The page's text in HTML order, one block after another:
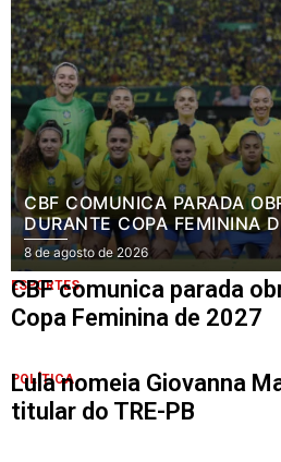
CBF COMUNICA PARADA
DURANTE COPA FEMININA
8 de agosto de 2026
ESPORTES
CBF comunica parada
Copa Feminina de 2027
POLÍTICA
Lula nomeia Giovanna
titular do TRE-PB